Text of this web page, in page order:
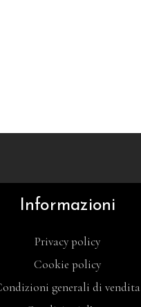
Informazioni
Privacy policy
Cookie policy
generali di vendita